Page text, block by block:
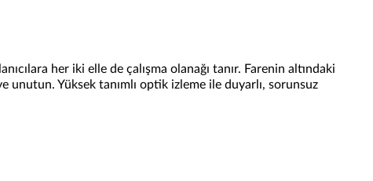
her iki elle de çalışma olanağı tanır. Farenin altındaki
unutun. Yüksek tanımlı optik izleme ile duyarlı, sorunsuz